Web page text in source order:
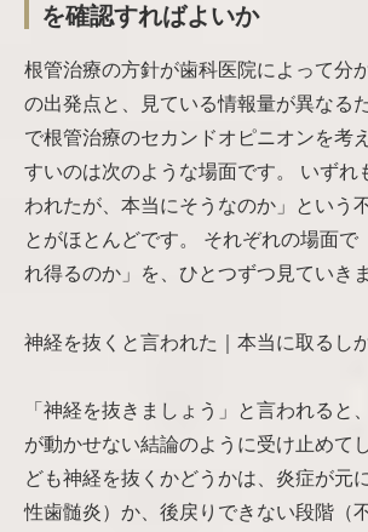
を確認すればよいか
根管治療の方針が歯科医院によって分
の出発点と、見ている情報量が異なる
で根管治療のセカンドオピニオンを考
すいのは次のような場面です。 いずれ
われたが、本当にそうなのか」という
とがほとんどです。 それぞれの場面で
れ得るのか」を、ひとつずつ見ていきま
神経を抜くと言われた｜本当に取るし
「神経を抜きましょう」と言われると
が動かせない結論のように受け止めて
ども神経を抜くかどうかは、炎症が元
性歯髄炎）か、後戻りできない段階（